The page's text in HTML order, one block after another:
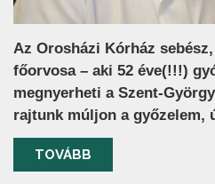
Az Orosházi Kórház
főorvosa – aki 52 éve(!!!)
megnyerheti a Szent-
rajtunk múljon a győzelem,
TOVÁBB